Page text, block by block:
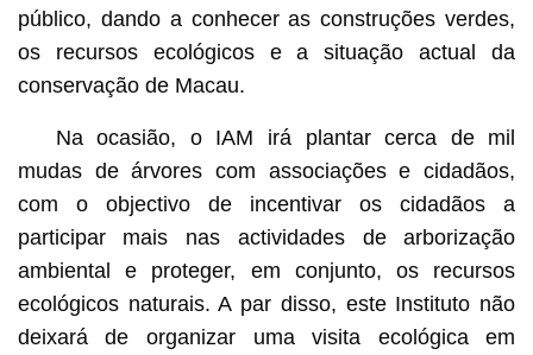
público, dando a conhecer as construções verdes,
os recursos ecológicos e a situação actual da
conservação de Macau.
Na ocasião, o IAM irá plantar cerca de mil
mudas de árvores com associações e cidadãos,
com o objectivo de incentivar os cidadãos a
participar mais nas actividades de arborização
ambiental e proteger, em conjunto, os recursos
ecológicos naturais. A par disso, este Instituto não
deixará de organizar uma visita ecológica em